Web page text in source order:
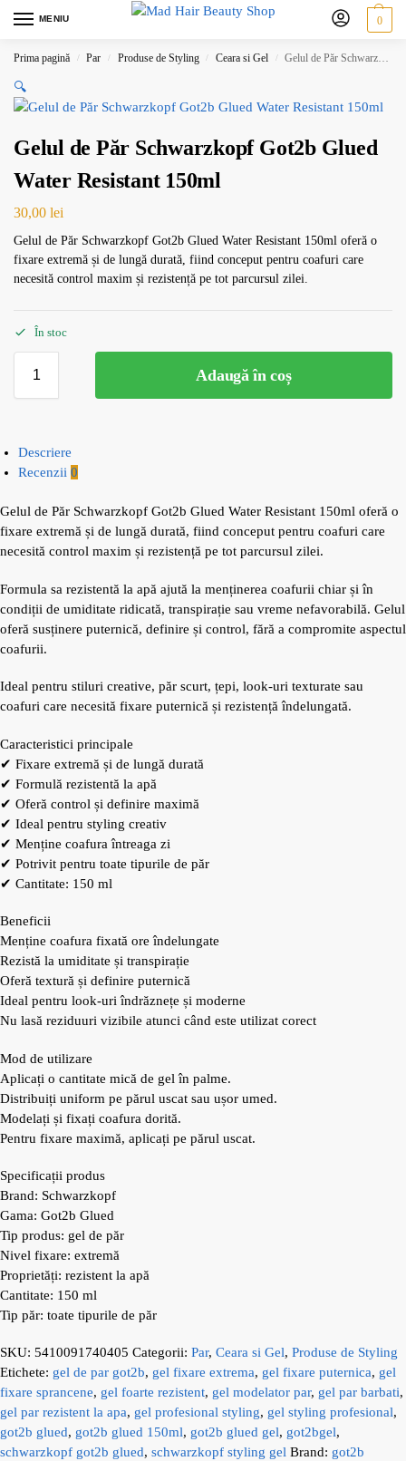
MENIU 0
Prima pagină / Par / Produse de Styling / Ceara si Gel / Gelul de Păr Schwarzkopf Got2b Glued Water Resistant 150ml
🔍
Gelul de Păr Schwarzkopf Got2b Glued
Water Resistant 150ml
30,00 lei
Gelul de Păr Schwarzkopf Got2b Glued Water Resistant 150ml oferă o
fixare extremă și de lungă durată, fiind conceput pentru coafuri care
necesită control maxim și rezistență pe tot parcursul zilei.
În stoc
Adaugă în coș
Descriere
Recenzii 0
Gelul de Păr Schwarzkopf Got2b Glued Water Resistant 150ml oferă o
fixare extremă și de lungă durată, fiind conceput pentru coafuri care
necesită control maxim și rezistență pe tot parcursul zilei.
Formula sa rezistentă la apă ajută la menținerea coafurii chiar și în
condiții de umiditate ridicată, transpirație sau vreme nefavorabilă. Gelul
oferă susținere puternică, definire și control, fără a compromite aspectul
coafurii.
Ideal pentru stiluri creative, păr scurt, țepi, look-uri texturate sau
coafuri care necesită fixare puternică și rezistență îndelungată.
Caracteristici principale
✔ Fixare extremă și de lungă durată
✔ Formulă rezistentă la apă
✔ Oferă control și definire maximă
✔ Ideal pentru styling creativ
✔ Menține coafura întreaga zi
✔ Potrivit pentru toate tipurile de păr
✔ Cantitate: 150 ml
Beneficii
Menține coafura fixată ore îndelungate
Rezistă la umiditate și transpirație
Oferă textură și definire puternică
Ideal pentru look-uri îndrăznețe și moderne
Nu lasă reziduuri vizibile atunci când este utilizat corect
Mod de utilizare
Aplicați o cantitate mică de gel în palme.
Distribuiți uniform pe părul uscat sau ușor umed.
Modelați și fixați coafura dorită.
Pentru fixare maximă, aplicați pe părul uscat.
Specificații produs
Brand: Schwarzkopf
Gama: Got2b Glued
Tip produs: gel de păr
Nivel fixare: extremă
Proprietăți: rezistent la apă
Cantitate: 150 ml
Tip păr: toate tipurile de păr
SKU: 5410091740405 Categorii: Par, Ceara si Gel, Produse de Styling
Etichete: gel de par got2b, gel fixare extrema, gel fixare puternica, gel
fixare sprancene, gel foarte rezistent, gel modelator par, gel par barbati,
gel par rezistent la apa, gel profesional styling, gel styling profesional,
got2b glued, got2b glued 150ml, got2b glued gel, got2bgel,
schwarzkopf got2b glued, schwarzkopf styling gel Brand: got2b